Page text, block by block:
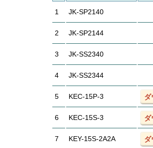
1 JK-SP2140
2 JK-SP2144
3 JK-SS2340
4 JK-SS2344
5 KEC-15P-3 ダ
6 KEC-15S-3 ダ
7 KEY-15S-2A2A ダ